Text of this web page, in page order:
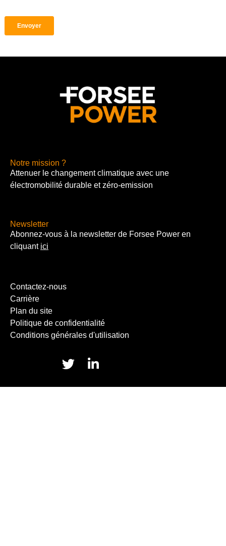
Notre mission ?
Attenuer le changement climatique avec une
électromobilité durable et zéro-emission
Newsletter
Abonnez-vous à la newsletter de Forsee Power en
cliquant ici
Contactez-nous
Carrière
Plan du site
Politique de confidentialité
Conditions générales d'utilisation